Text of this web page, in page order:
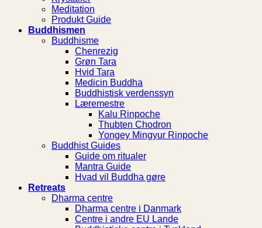
Meditation
Produkt Guide
Buddhismen
Buddhisme
Chenrezig
Grøn Tara
Hvid Tara
Medicin Buddha
Buddhistisk verdenssyn
Læremestre
Kalu Rinpoche
Thubten Chodron
Yongey Mingyur Rinpoche
Buddhist Guides
Guide om ritualer
Mantra Guide
Hvad vil Buddha gøre
Retreats
Dharma centre
Dharma centre i Danmark
Centre i andre EU Lande